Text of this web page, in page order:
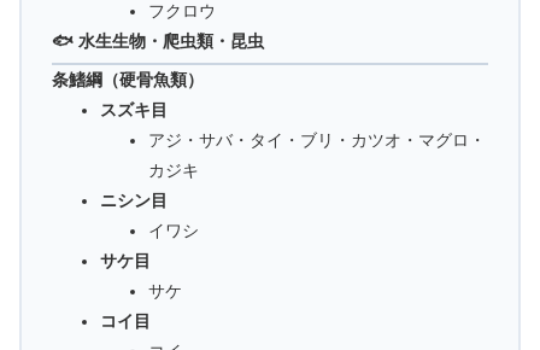
フクロウ
🐟 水生生物・爬虫類・昆虫
条鰭綱（硬骨魚類）
スズキ目
アジ・サバ・タイ・ブリ・カツオ・マグロ・
カジキ
ニシン目
イワシ
サケ目
サケ
コイ目